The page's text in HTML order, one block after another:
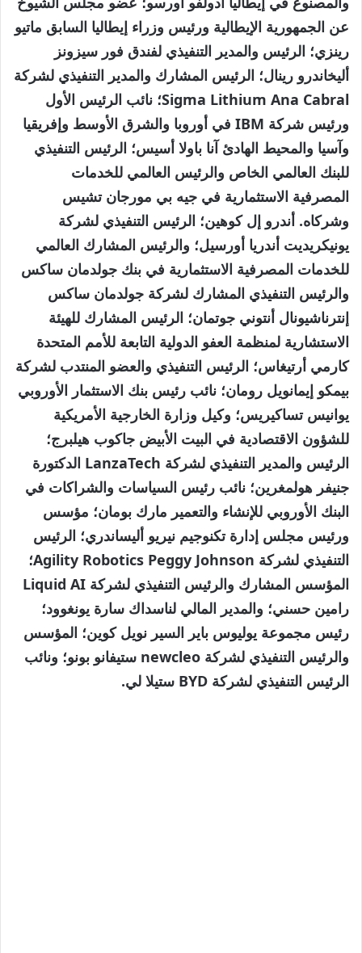
عن الجمهورية الإيطالية ورئيس وزراء إيطاليا السابق ماتيو
رينزي؛ الرئيس والمدير التنفيذي لفندق فور سيزونز
أليخاندرو رينال؛ الرئيس المشارك والمدير التنفيذي لشركة
Sigma Lithium Ana Cabral؛ نائب الرئيس الأول
ورئيس شركة IBM في أوروبا والشرق الأوسط وإفريقيا
وآسيا والمحيط الهادئ آنا باولا أسيس؛ الرئيس التنفيذي
للبنك العالمي الخاص والرئيس العالمي للخدمات
المصرفية الاستثمارية في جيه بي مورجان تشيس
وشركاه. أندرو إل كوهين؛ الرئيس التنفيذي لشركة
يونيكريديت أندريا أورسيل؛ والرئيس المشارك العالمي
للخدمات المصرفية الاستثمارية في بنك جولدمان ساكس
والرئيس التنفيذي المشارك لشركة جولدمان ساكس
إنترناشيونال أنتوني جوتمان؛ الرئيس المشارك للهيئة
الاستشارية لمنظمة العفو الدولية التابعة للأمم المتحدة
كارمي أرتيغاس؛ الرئيس التنفيذي والعضو المنتدب لشركة
بيمكو إيمانويل رومان؛ نائب رئيس بنك الاستثمار الأوروبي
يوانيس تساكيريس؛ وكيل وزارة الخارجية الأمريكية
للشؤون الاقتصادية في البيت الأبيض جاكوب هيلبرج؛
الرئيس والمدير التنفيذي لشركة LanzaTech الدكتورة
جنيفر هولمغرين؛ نائب رئيس السياسات والشراكات في
البنك الأوروبي للإنشاء والتعمير مارك بومان؛ مؤسس
ورئيس مجلس إدارة تكنوجيم نيريو أليساندري؛ الرئيس
التنفيذي لشركة Agility Robotics Peggy Johnson؛
المؤسس المشارك والرئيس التنفيذي لشركة Liquid AI
رامين حسني؛ والمدير المالي لناسداك سارة يونغوود؛
رئيس مجموعة يوليوس باير السير نويل كوين؛ المؤسس
والرئيس التنفيذي لشركة newcleo ستيفانو بونو؛ ونائب
الرئيس التنفيذي لشركة BYD ستيلا لي.